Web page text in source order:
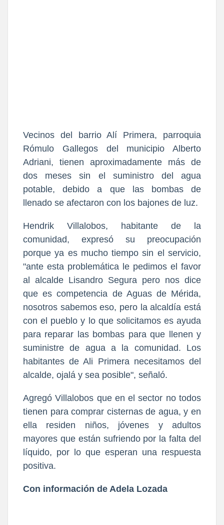
Vecinos del barrio Alí Primera, parroquia
Rómulo Gallegos del municipio Alberto
Adriani, tienen aproximadamente más de
dos meses sin el suministro del agua
potable, debido a que las bombas de
llenado se afectaron con los bajones de luz.
Hendrik Villalobos, habitante de la
comunidad, expresó su preocupación
porque ya es mucho tiempo sin el servicio,
"ante esta problemática le pedimos el favor
al alcalde Lisandro Segura pero nos dice
que es competencia de Aguas de Mérida,
nosotros sabemos eso, pero la alcaldía está
con el pueblo y lo que solicitamos es ayuda
para reparar las bombas para que llenen y
suministre de agua a la comunidad. Los
habitantes de Ali Primera necesitamos del
alcalde, ojalá y sea posible", señaló.
Agregó Villalobos que en el sector no todos
tienen para comprar cisternas de agua, y en
ella residen niños, jóvenes y adultos
mayores que están sufriendo por la falta del
líquido, por lo que esperan una respuesta
positiva.
Con información de Adela Lozada